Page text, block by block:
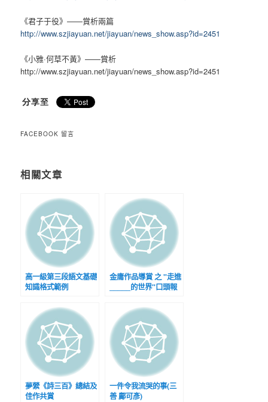
《君子于役》——賞析兩篇
http://www.szjiayuan.net/jiayuan/news_show.asp?id=2451
《小雅·何草不黃》——賞析
http://www.szjiayuan.net/jiayuan/news_show.asp?id=2451
FACEBOOK 留言
相關文章
高一級第三段語文基礎
知識格式範例
金庸作品導賞 之 "走進
_____的世界"口頭報
夢縈《詩三百》總結及
佳作共賞
一件令我流哭的事(三
善 鄺可彥)